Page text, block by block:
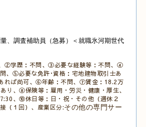
調査補助員（急募）＜就職氷河期世代
②学歴：不問、③必要な経験等：不問、④
、 ⑤必要な免許･資格：宅地建物取引士あ
れば尚可、⑥年齢：不問、⑦賃金：18.2万
り、⑧保険等：雇用・労災・健康・厚生、
、⑩休日等：日・祝・その他 （週休２
（１回）、産業区分:その他の専門サー